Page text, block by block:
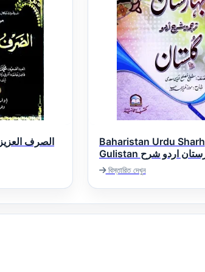
Al Sarf ul Aziz الصرف العزیز
Baharistan Urdu Sharh
Gulistan بہارستان اردو شرح
گلستان
বিস্তারিত দেখুন